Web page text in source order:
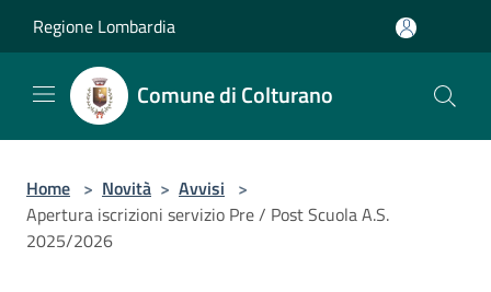
Regione Lombardia
Comune di Colturano
Home > Novità > Avvisi >
Apertura iscrizioni servizio Pre / Post Scuola A.S.
2025/2026